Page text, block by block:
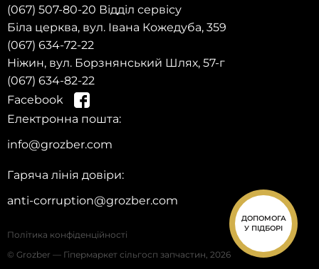
ДОПОМОГА
У ПІДБОРІ
(067) 507-80-20 Відділ сервісу
Біла церква, вул. Івана Кожедуба, 359
(067) 634-72-22
Ніжин, вул. Борзнянський Шлях, 57-г
(067) 634-82-22
Facebook
Електронна пошта:
info@grozber.com
Гаряча лінія довіри:
anti-corruption@grozber.com
© Grozber — Гіпермаркет сільгосп запчастин, 2026
Політика конфіденційності
Зареєструйся
знижку 10% на запчастини на першу
покупку!